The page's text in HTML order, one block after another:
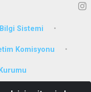
Sistemi
Komisyonu